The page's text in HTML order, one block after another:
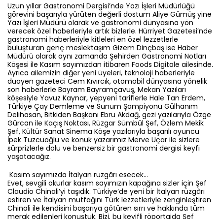
Uzun yıllar Gastronomi Dergisi’nde Yazı İşleri Müdürlüğü
görevini başarıyla yürüten değerli dostum Aliye Gümüş yine
Yazı İşleri Müdürü olarak ve gastronomi dünyasına yön
verecek özel haberleriyle artık bizlerle. Hürriyet Gazetesi’nde
gastronomi haberleriyle kitleleri en özel lezzetlerle
buluşturan genç meslektaşım Gizem Dinçbaş ise Haber
Müdürü olarak aynı zamanda Şehirden Gastronomi Notları
Köşesi ile Kasım sayımızdan itibaren Foods Digitale ailesinde.
Ayrıca ailemizin diğer yeni üyeleri, teknoloji haberleriyle
duayen gazeteci Cem Kıvırcık, otomobil dünyasına yönelik
son haberlerle Bayram Bayramçavuş, Mekan Yazıları
köşesiyle Yavuz Kaynar, yepyeni tariflerle Hale Tan Erdem,
Türkiye Çay Demleme ve Sunum Şampiyonu Gülhanım
Delihasan, Bitkiden Başkanı Ebru Akdağ, gezi yazılarıyla Özge
Gürcan ile Kaçış Noktası, Rüzgar Sümbül Şef, Özlem Mekik
Şef, Kültür Sanat Sinema Köşe yazılarıyla başarılı oyuncu
İpek Tuzcuoğlu ve konuk yazarımız Merve Uçar ile sizlere
sürprizlerle dolu ve benzersiz bir gastronomi dergisi keyfi
yaşatacağız.
Kasım sayımızda İtalyan rüzgârı esecek…
Evet, sevgili okurlar kasım sayımızın kapağına sizler için Şef
Claudio Chinali’yi taşıdık. Türkiye’de yeni bir İtalyan rüzgârı
estiren ve İtalyan mutfağını Türk lezzetleriyle zenginleştiren
Chinali ile kendisini başarıya götüren sırrı ve hakkında tüm
merak edilenleri konuştuk. Bizi, bu keyifli röportajda Şef